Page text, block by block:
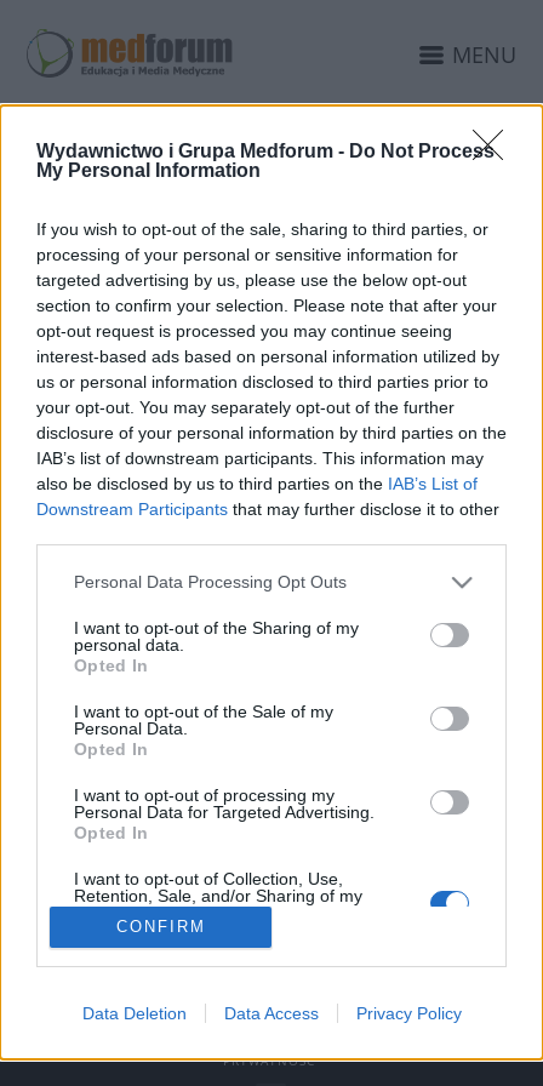
Wydawnictwo i Grupa Medforum - Do Not Process
My Personal Information
If you wish to opt-out of the sale, sharing to third parties, or
processing of your personal or sensitive information for
targeted advertising by us, please use the below opt-out
section to confirm your selection. Please note that after your
opt-out request is processed you may continue seeing
interest-based ads based on personal information utilized by
us or personal information disclosed to third parties prior to
your opt-out. You may separately opt-out of the further
disclosure of your personal information by third parties on the
IAB’s list of downstream participants. This information may
also be disclosed by us to third parties on the IAB’s List of
Downstream Participants that may further disclose it to other
Personal Data Processing Opt Outs
I want to opt-out of the Sharing of my
personal data.
Opted In
I want to opt-out of the Sale of my
Personal Data.
Opted In
I want to opt-out of processing my
Personal Data for Targeted Advertising.
Opted In
I want to opt-out of Collection, Use,
Retention, Sale, and/or Sharing of my
Personal Data that Is Unrelated with the
Purposes for which it was collected.
Opted Out
Sensitive Data Processing Opt Outs
CONFIRM
Data Deletion Data Access Privacy Policy
MENU
26 LUTEGO 2008
Grupa Medforum –
Medycyna Praktyczna,
kolejna odsłona
W dniu 8 marca 2008 roku odbędzie się w
Warszawie IV Krajowa Konferencja Naukowo-
Szkoleniowa Medycyna Praktyczna –
Neurologia, pod patronatem redakcji
polskiego wydania Neurology. Kierownictwo
naukowe konferencji, organizowanej przez
Członkowska
przez Medycynę Praktyczną, gdzie Grupa
Medforum wspomaga MP współpracą
medialna.
AKTUALNOSCI
PROJEKTY REFERENCJE
LEKARZ I
PRYWATNOŚĆ